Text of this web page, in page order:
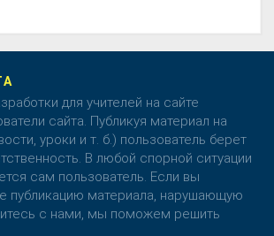
для учителей на сайте
сайта. Публикуя материал на
уроки и т. б.) пользователь берет
В любой спорной ситуации
сам пользователь. Если вы
публикацию материала, нарушающую
с нами, мы поможем решить